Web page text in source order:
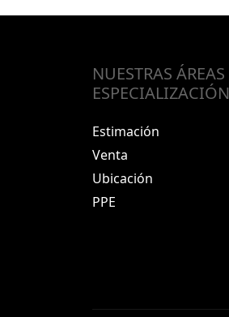
NUESTRAS
ESPECIALIZACIÓN
Estimación
Venta
Ubicación
PPE